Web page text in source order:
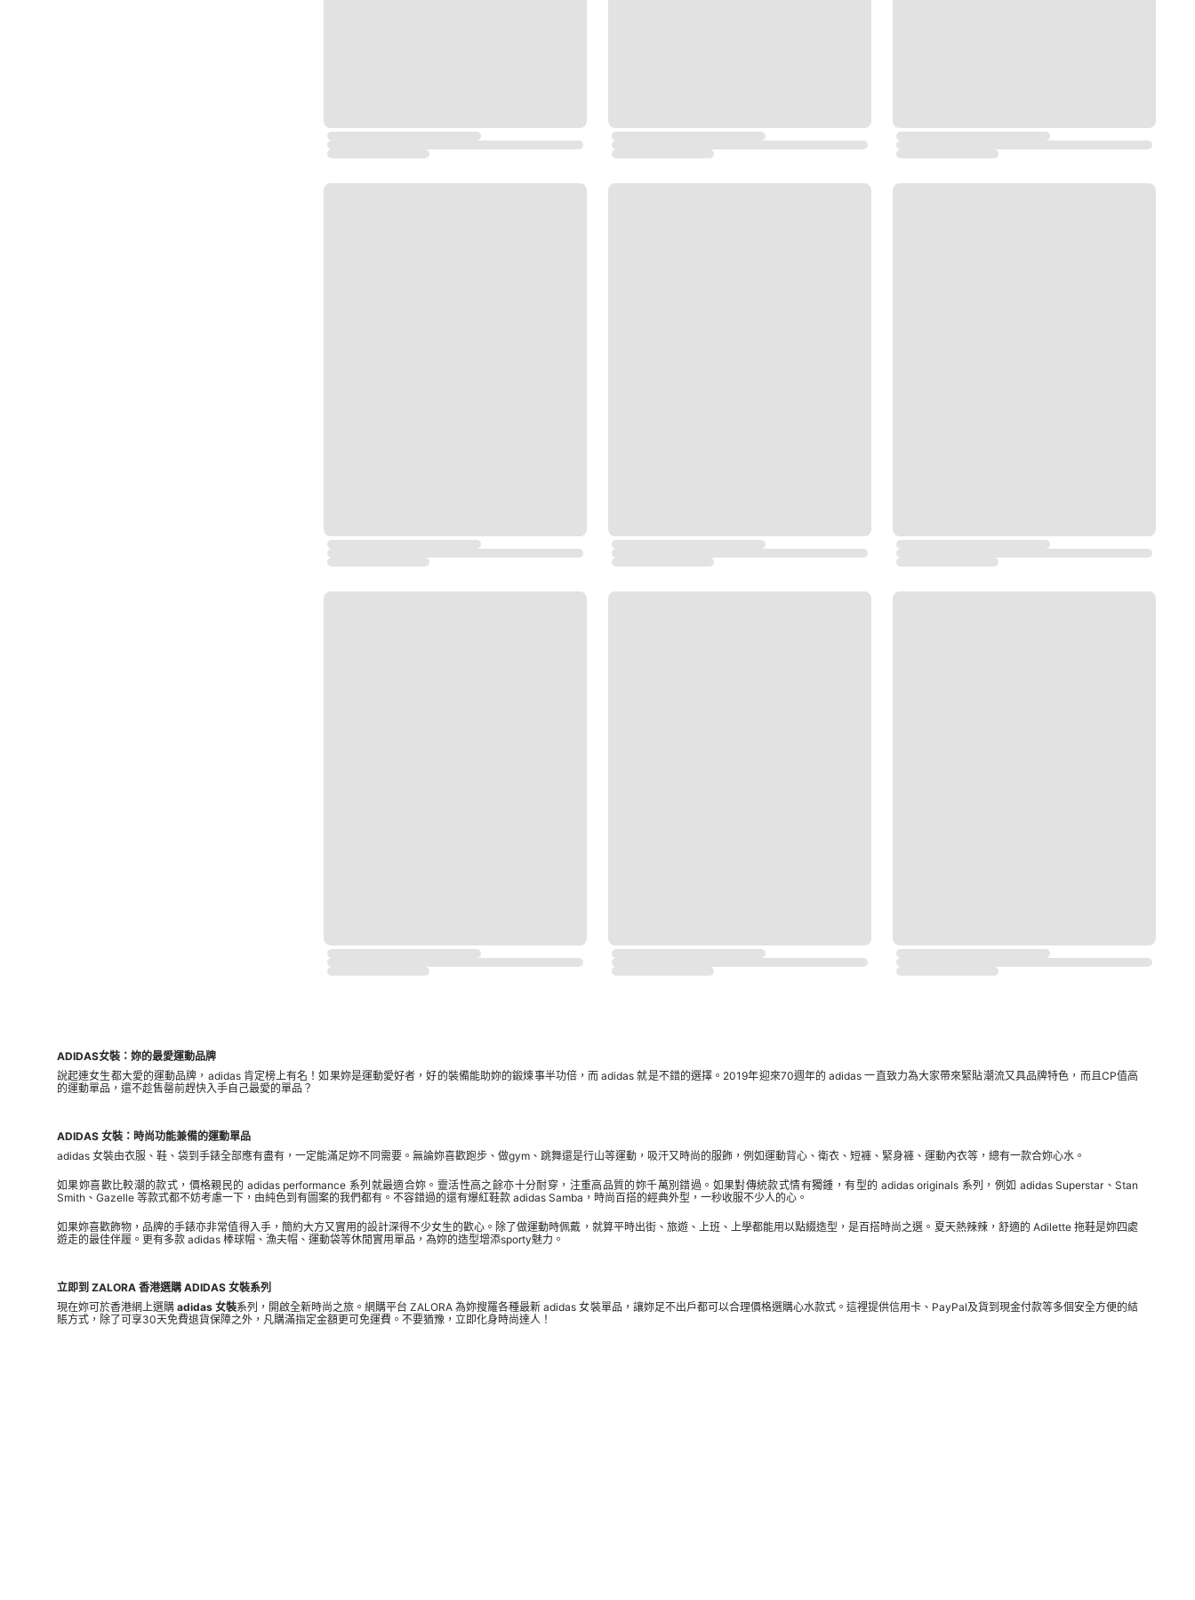
ADIDAS女裝：妳的最愛運動品牌
說起連女生都大愛的運動品牌，adidas 肯定榜上有名！如果妳是運動愛好者，好的裝備能助妳的鍛煉事半功倍，而 adidas 就是不錯的選擇。2019年迎來70週年的 adidas 一直致力為大家帶來緊貼潮流又具品牌特色，而且CP值高
的運動單品，還不趁售罄前趕快入手自己最愛的單品？
ADIDAS 女裝：時尚功能兼備的運動單品
adidas 女裝由衣服、鞋、袋到手錶全部應有盡有，一定能滿足妳不同需要。無論妳喜歡跑步、做gym、跳舞還是行山等運動，吸汗又時尚的服飾，例如運動背心、衛衣、短褲、緊身褲、運動內衣等，總有一款合妳心水。
如果妳喜歡比較潮的款式，價格親民的 adidas performance 系列就最適合妳。靈活性高之餘亦十分耐穿，注重高品質的妳千萬別錯過。如果對傳統款式情有獨鍾，有型的 adidas originals 系列，例如 adidas Superstar、Stan
Smith、Gazelle 等款式都不妨考慮一下，由純色到有圖案的我們都有。不容錯過的還有爆紅鞋款 adidas Samba，時尚百搭的經典外型，一秒收服不少人的心。
如果妳喜歡飾物，品牌的手錶亦非常值得入手，簡約大方又實用的設計深得不少女生的歡心。除了做運動時佩戴，就算平時出街、旅遊、上班、上學都能用以點綴造型，是百搭時尚之選。夏天熱辣辣，舒適的 Adilette 拖鞋是妳四處
遊走的最佳伴履。更有多款 adidas 棒球帽、漁夫帽、運動袋等休閒實用單品，為妳的造型增添sporty魅力。
立即到 ZALORA 香港選購 ADIDAS 女裝系列
現在妳可於香港網上選購adidas 女裝系列，開啟全新時尚之旅。網購平台 ZALORA 為妳搜羅各種最新 adidas 女裝單品，讓妳足不出戶都可以合理價格選購心水款式。這裡提供信用卡、PayPal及貨到現金付款等多個安全方便的結
賬方式，除了可享30天免費退貨保障之外，凡購滿指定金額更可免運費。不要猶豫，立即化身時尚達人！